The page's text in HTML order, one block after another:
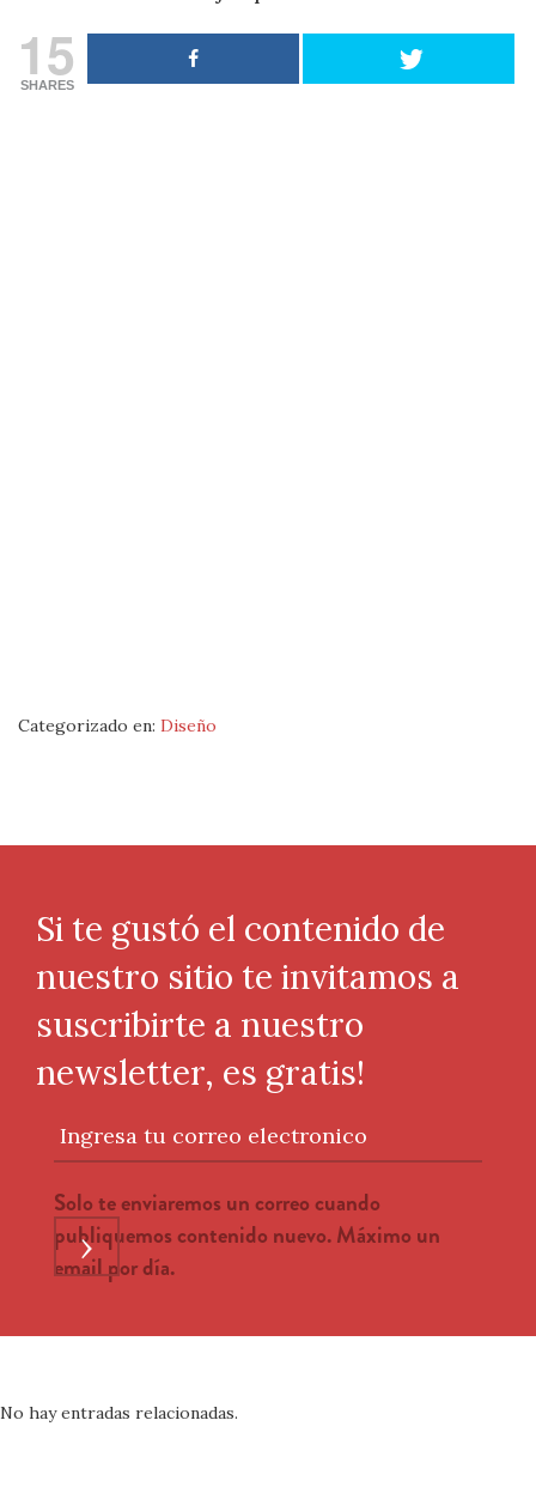
15
SHARES
Categorizado en: Diseño
Si te gustó el contenido de
nuestro sitio te invitamos a
suscribirte a nuestro
newsletter, es gratis!
Ingresa tu correo electronico
Solo te enviaremos un correo cuando
publiquemos contenido nuevo. Máximo un
email por día.
›
No hay entradas relacionadas.